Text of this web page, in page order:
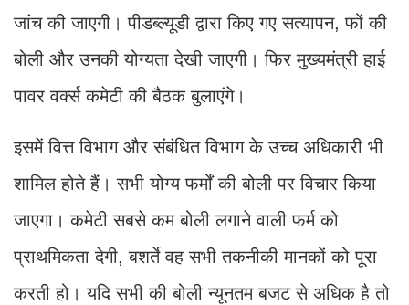
जांच की जाएगी। पीडब्ल्यूडी द्वारा किए गए सत्यापन, फों की
बोली और उनकी योग्यता देखी जाएगी। फिर मुख्यमंत्री हाई
पावर वर्क्स कमेटी की बैठक बुलाएंगे।
इसमें वित्त विभाग और संबंधित विभाग के उच्च अधिकारी भी
शामिल होते हैं। सभी योग्य फर्मों की बोली पर विचार किया
जाएगा। कमेटी सबसे कम बोली लगाने वाली फर्म को
प्राथमिकता देगी, बशर्ते वह सभी तकनीकी मानकों को पूरा
करती हो। यदि सभी की बोली न्यूनतम बजट से अधिक है तो